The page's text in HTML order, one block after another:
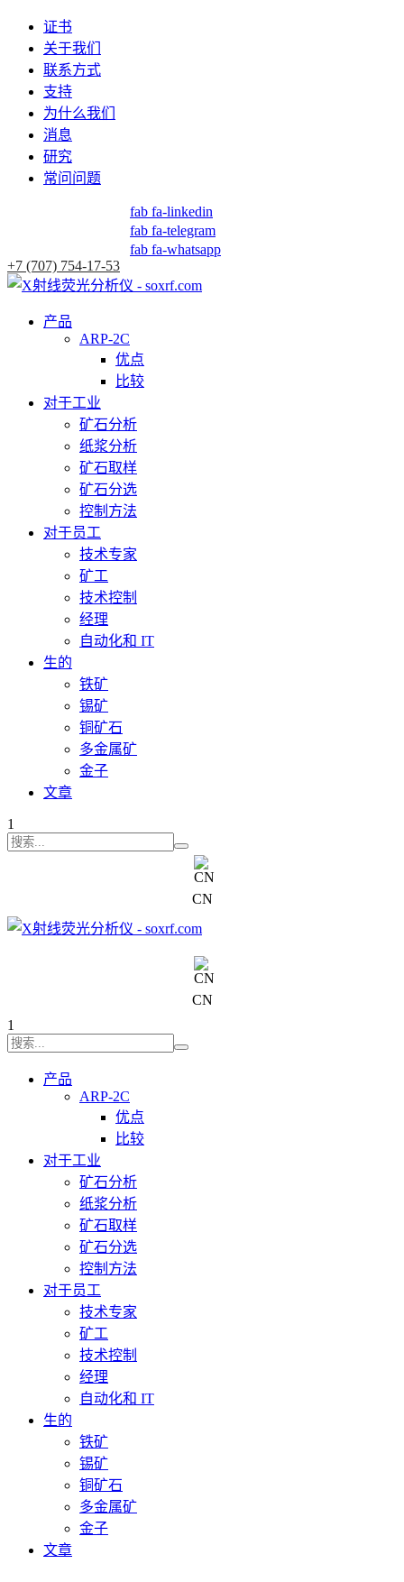
证书
关于我们
联系方式
支持
为什么我们
消息
研究
常问问题
fab fa-linkedin
fab fa-telegram
fab fa-whatsapp
+7 (707) 754-17-53
产品
ARP-2C
优点
比较
对于工业
矿石分析
纸浆分析
矿石取样
矿石分选
控制方法
对于员工
技术专家
矿工
技术控制
经理
自动化和 IT
生的
铁矿
锡矿
铜矿石
多金属矿
金子
文章
1
CN
CN
1
产品
ARP-2C
优点
比较
对于工业
矿石分析
纸浆分析
矿石取样
矿石分选
控制方法
对于员工
技术专家
矿工
技术控制
经理
自动化和 IT
生的
铁矿
锡矿
铜矿石
多金属矿
金子
文章